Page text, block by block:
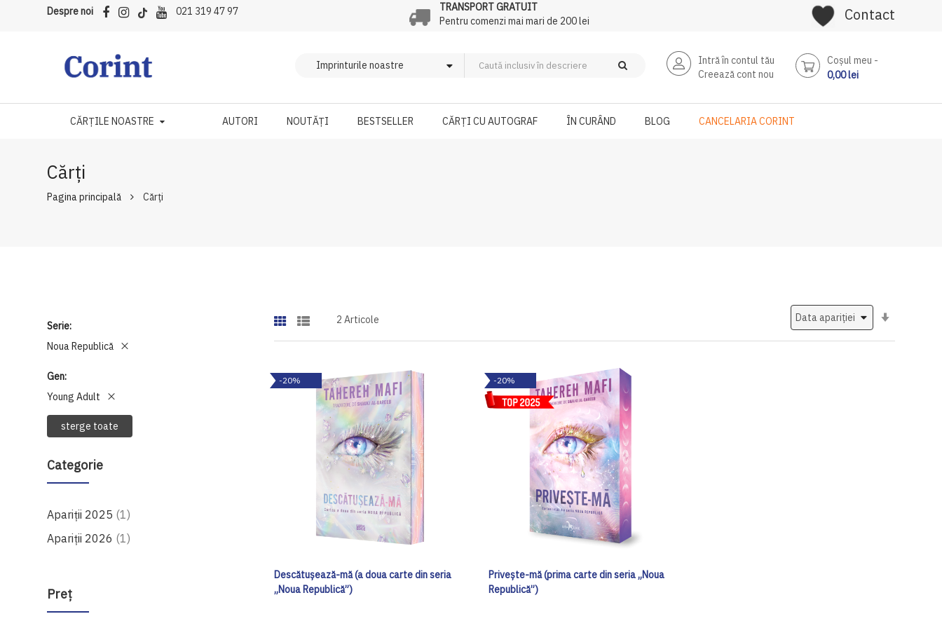
Despre noi 021 319 47 97
TRANSPORT GRATUIT
Pentru comenzi mai mari de 200 lei
Contact
Intră în contul tău
Creează cont nou
Coşul meu
0,00 lei
CĂRȚILE NOASTRE AUTORI NOUTĂȚI BESTSELLER CĂRȚI CU AUTOGRAF ÎN CURÂND BLOG CANCELARIA CORINT
Cărți
Pagina principală Cărți
Serie
Noua Republică
Gen
Young Adult
sterge toate
Categorie
Apariții 2025 1produs
Apariții 2026
1produs
Preţ
2 Articole
-20%
Descătușează-mă (a doua carte din seria
„Noua Republică”)
-20%
Privește-mă (prima carte din seria „Noua
Republică”)